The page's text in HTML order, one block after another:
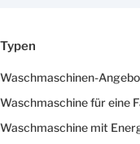
Typen
Waschmaschinen-
Waschmaschine für eine
Waschmaschine mit